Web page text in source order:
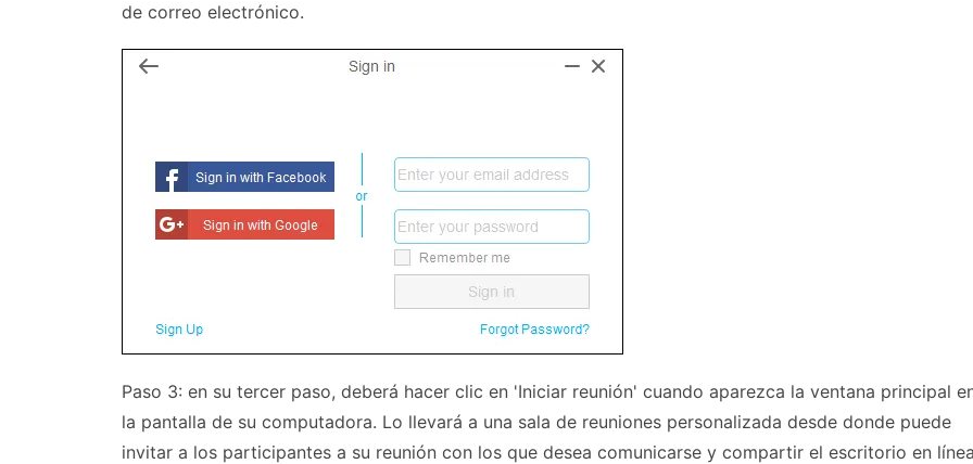
de correo electrónico.
Paso 3: en su tercer paso, deberá hacer clic en 'Iniciar reunión' cuando aparezca la ventana principal
la pantalla de su computadora. Lo llevará a una sala de reuniones personalizada desde donde puede
invitar a los participantes a su reunión con los que desea comunicarse y compartir el escritorio en